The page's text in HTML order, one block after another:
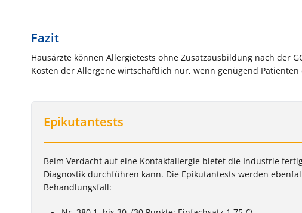
Fazit
Hausärzte können Allergietests ohne Zusatzausbildung nach der
Kosten der Allergene wirtschaftlich nur, wenn genügend
Epikutantests
Beim Verdacht auf eine Kontaktallergie bietet die Industrie
Diagnostik durchführen kann. Die Epikutantests werden
Behandlungsfall: